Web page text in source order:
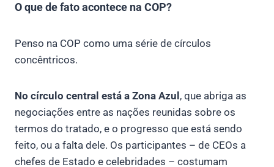
O que de fato acontece na COP?
Penso na COP como uma série de círculos
concêntricos.
No círculo central está a Zona Azul, que abriga as
negociações entre as nações reunidas sobre os
termos do tratado, e o progresso que está sendo
feito, ou a falta dele. Os participantes – de CEOs a
chefes de Estado e celebridades – costumam